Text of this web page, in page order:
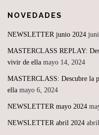
NOVEDADES
NEWSLETTER junio 2024
MASTERCLASS REPLAY:
vivir de ella mayo 14, 2024
MASTERCLASS: Descubre la
ella mayo 6, 2024
NEWSLETTER mayo 2024
NEWSLETTER abril 2024